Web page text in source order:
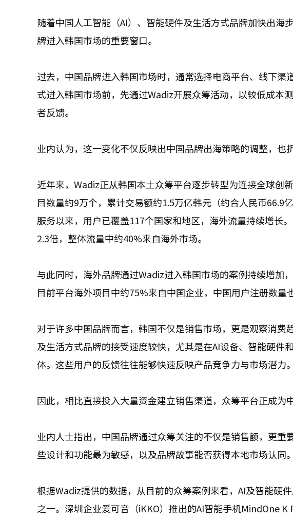
随着中国人工智能（AI）、智能硬件及生活方式品牌加快出海
牌进入韩国市场的重要窗口。
过去，中国品牌进入韩国市场时，通常选择电商平台、线下
式进入韩国市场前，先通过Wadiz开展众筹活动，以较低成本
者反馈。
业内认为，这一变化不仅反映出中国品牌出海策略的调整，也
近年来，Wadiz正从韩国本土众筹平台逐步转型为连接全球创
目数量约9万个，累计交易额约1.5万亿韩元（约合人民币66.9
服务以来，用户已覆盖117个国家和地区，海外流量持续增长
2.3倍，整体流量中约40%来自海外市场。
与此同时，海外品牌通过Wadiz进入韩国市场的案例持续增加
目前平台海外项目中约75%来自中国企业，中国用户注册数量
对于许多中国品牌而言，韩国不仅是销售市场，更是观察消
及生活方式品牌的接受速度较快，尤其是在AI设备、智能硬件
体。这些用户的反馈往往能够快速反映产品竞争力与市场潜力。
因此，相比直接投入大量资金建立销售渠道，众筹平台正成为
业内人士指出，中国品牌通过众筹关注的不仅是销售额，更
些设计和功能最为敏感，以及品牌故事能否获得本地市场认同。
根据Wadiz提供的数据，从目前的众筹案例来看，AI及智能硬
之一。深圳企业爱可音（iKKO）推出的AI智能手机MindOne